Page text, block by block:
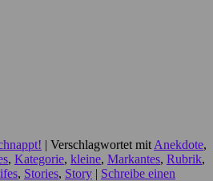
| Verschlagwortet mit Anekdote,
, Kategorie, kleine, Markantes, Rubrik,
, Stories, Story | Schreibe einen